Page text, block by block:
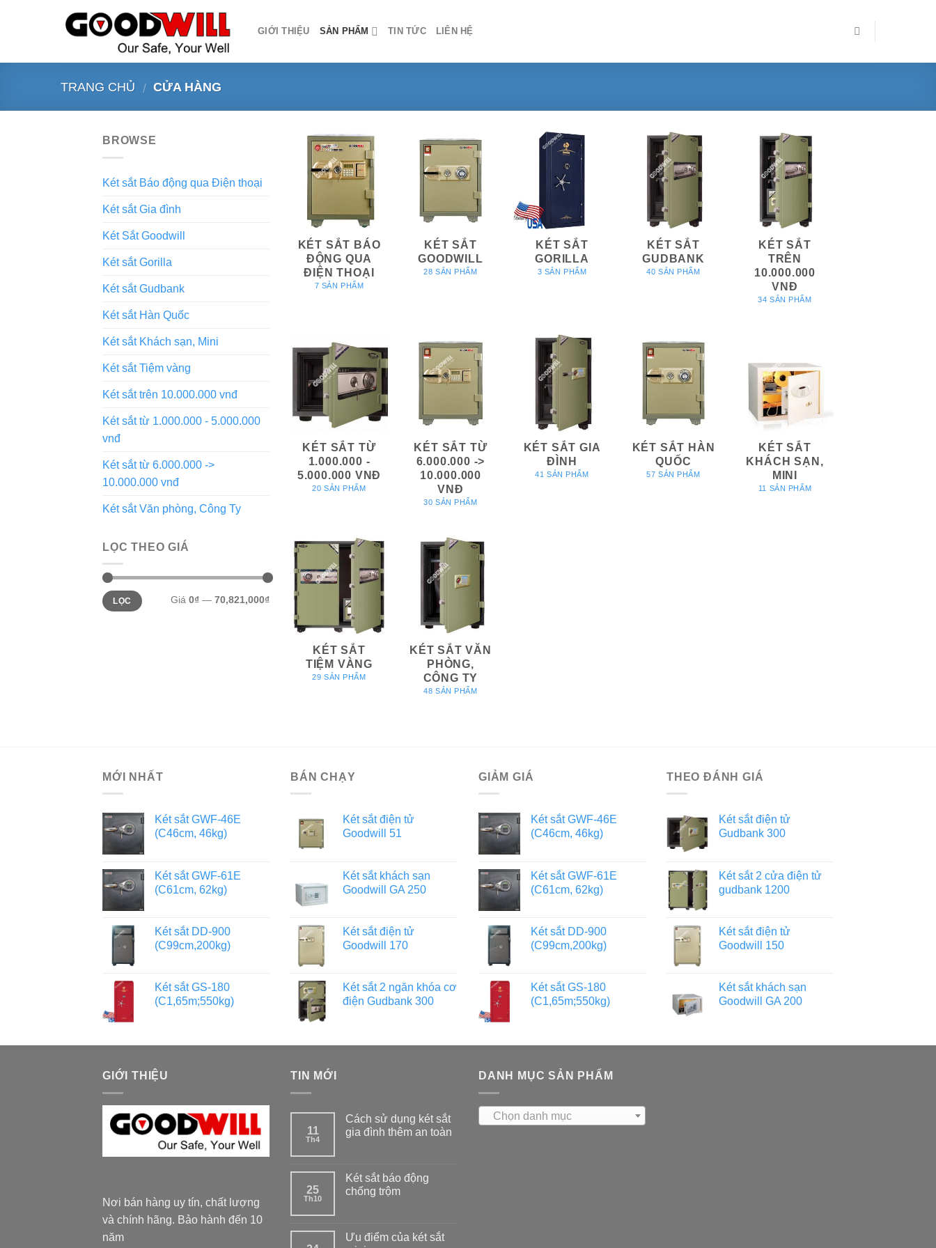
GIỚI THIỆU SẢN PHẨM TIN TỨC LIÊN HỆ
TRANG CHỦ / CỬA HÀNG
BROWSE
Két sắt Báo động qua Điện thoại
Két sắt Gia đình
Két Sắt Goodwill
Két sắt Gorilla
Két sắt Gudbank
Két sắt Hàn Quốc
Két sắt Khách sạn, Mini
Két sắt Tiệm vàng
Két sắt trên 10.000.000 vnđ
Két sắt từ 1.000.000 - 5.000.000
vnđ
Két sắt từ 6.000.000 ->
10.000.000 vnđ
Két sắt Văn phòng, Công Ty
LỌC THEO GIÁ
LỌC Giá 0₫ — 70,821,000₫
KÉT SẮT BÁO
ĐỘNG QUA
ĐIỆN THOẠI
7 SẢN PHẨM
KÉT SẮT
GOODWILL
28 SẢN PHẨM
KÉT SẮT
GORILLA
3 SẢN PHẨM
KÉT SẮT
GUDBANK
40 SẢN PHẨM
KÉT SẮT
TRÊN
10.000.000
VNĐ
34 SẢN PHẨM
KÉT SẮT TỪ
1.000.000 -
5.000.000 VNĐ
20 SẢN PHẨM
KÉT SẮT TỪ
6.000.000 ->
10.000.000
VNĐ
30 SẢN PHẨM
KÉT SẮT GIA
ĐÌNH
41 SẢN PHẨM
KÉT SẮT HÀN
QUỐC
57 SẢN PHẨM
KÉT SẮT
KHÁCH SẠN,
MINI
11 SẢN PHẨM
KÉT SẮT
TIỆM VÀNG
29 SẢN PHẨM
KÉT SẮT VĂN
PHÒNG,
CÔNG TY
48 SẢN PHẨM
MỚI NHẤT
Két sắt GWF-46E
(C46cm, 46kg)
Két sắt GWF-61E
(C61cm, 62kg)
Két sắt DD-900
(C99cm,200kg)
Két sắt GS-180
(C1,65m;550kg)
BÁN CHẠY
Két sắt điện tử
Goodwill 51
Két sắt khách sạn
Goodwill GA 250
Két sắt điện tử
Goodwill 170
Két sắt 2 ngăn khóa cơ
điện Gudbank 300
GIẢM GIÁ
Két sắt GWF-46E
(C46cm, 46kg)
Két sắt GWF-61E
(C61cm, 62kg)
Két sắt DD-900
(C99cm,200kg)
Két sắt GS-180
(C1,65m;550kg)
THEO ĐÁNH GIÁ
Két sắt điện tử
Gudbank 300
Két sắt 2 cửa điện tử
gudbank 1200
Két sắt điện tử
Goodwill 150
Két sắt khách sạn
Goodwill GA 200
GIỚI THIỆU
Nơi bán hàng uy tín, chất lượng
và chính hãng. Bảo hành đến 10
năm
TIN MỚI
11
Th4
Cách sử dụng két sắt
gia đình thêm an toàn
25
Th10
Két sắt báo động
chống trộm
Ưu điểm của két sắt
DANH MỤC SẢN PHẨM
Chọn danh mục